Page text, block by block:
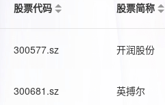
股票代码
股票简称
300577.sz 开润股份
300681.sz 英搏尔